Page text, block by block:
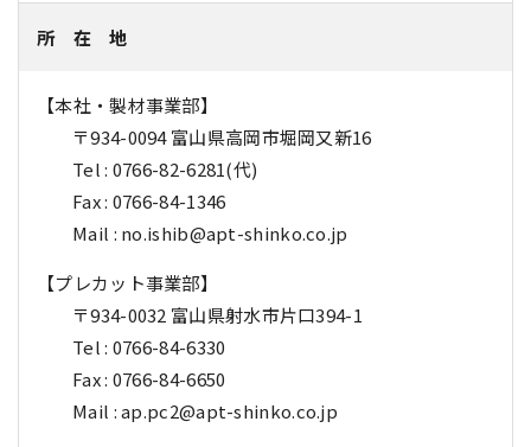
所 在 地
【本社・製材事業部】
〒934-0094 富山県高岡市堀岡又新16
Tel : 0766-82-6281(代)
Fax : 0766-84-1346
Mail : no.ishib@apt-shinko.co.jp
【プレカット事業部】
〒934-0032 富山県射水市片口394-1
Tel : 0766-84-6330
Fax : 0766-84-6650
Mail : ap.pc2@apt-shinko.co.jp